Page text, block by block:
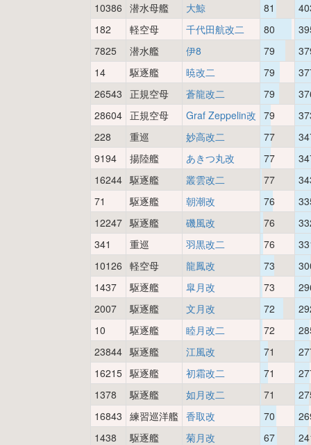
10386 潜水母艦 大鯨 81
182
軽空母 千代田航改二 80
7825
潜水艦 伊8 79
14
駆逐艦 暁改二 79
26543
正規空母 蒼龍改二 79
28604 正規空母 Graf Zeppelin改 79
228
重巡 妙高改二 77
9194
揚陸艦 あきつ丸改 77
16244 駆逐艦 叢雲改二 77
71
駆逐艦 朝潮改 76
12247 駆逐艦 磯風改 76
341
重巡 羽黒改二 76
10126 軽空母 龍鳳改 73
1437
駆逐艦 皐月改 73
2007
駆逐艦 文月改 72
10
駆逐艦 睦月改二 72
23844 駆逐艦 江風改 71
16215 駆逐艦 初霜改二 71
1378
駆逐艦 如月改二 71
16843 練習巡洋艦 香取改 70
1438
駆逐艦 菊月改 67